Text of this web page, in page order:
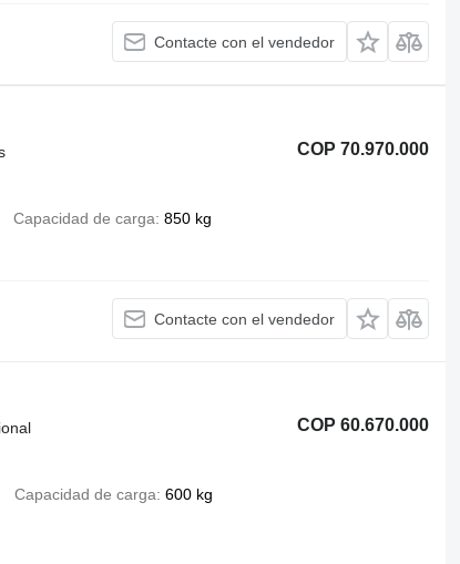
Contacte con el vendedor
COP 70.970.000
Capacidad de carga 850 kg
Contacte con el vendedor
COP 60.670.000
Capacidad de carga 600 kg